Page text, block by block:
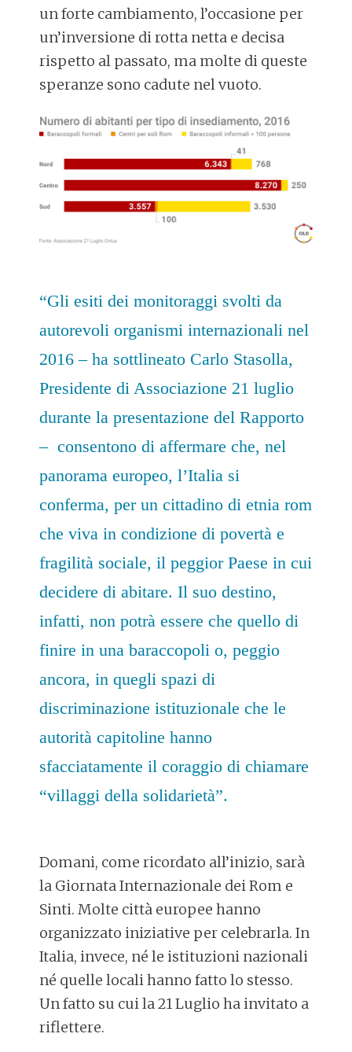
un forte cambiamento, l’occasione per
un’inversione di rotta netta e decisa
rispetto al passato, ma molte di queste
speranze sono cadute nel vuoto.
“Gli esiti dei monitoraggi svolti da
autorevoli organismi internazionali nel
2016 – ha sottlineato Carlo Stasolla,
Presidente di Associazione 21 luglio
durante la presentazione del Rapporto
– consentono di affermare che, nel
panorama europeo, l’Italia si
conferma, per un cittadino di etnia rom
che viva in condizione di povertà e
fragilità sociale, il peggior Paese in cui
decidere di abitare. Il suo destino,
infatti, non potrà essere che quello di
finire in una baraccopoli o, peggio
ancora, in quegli spazi di
discriminazione istituzionale che le
autorità capitoline hanno
sfacciatamente il coraggio di chiamare
“villaggi della solidarietà”.
Domani, come ricordato all’inizio, sarà
la Giornata Internazionale dei Rom e
Sinti. Molte città europee hanno
organizzato iniziative per celebrarla. In
Italia, invece, né le istituzioni nazionali
né quelle locali hanno fatto lo stesso.
Un fatto su cui la 21 Luglio ha invitato a
riflettere.